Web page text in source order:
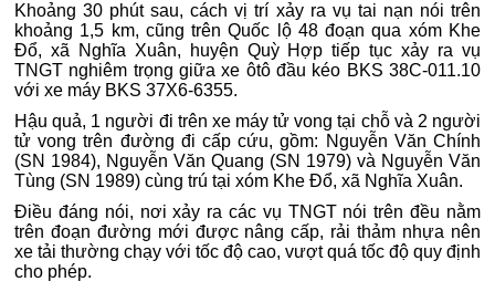
Khoảng 30 phút sau, cách vị trí xảy ra vụ tai nạn nói trên
khoảng 1,5 km, cũng trên Quốc lộ 48 đoạn qua xóm Khe
Đổ, xã Nghĩa Xuân, huyện Quỳ Hợp tiếp tục xảy ra vụ
TNGT nghiêm trọng giữa xe ôtô đầu kéo BKS 38C-011.10
với xe máy BKS 37X6-6355.
Hậu quả, 1 người đi trên xe máy tử vong tại chỗ và 2 người
tử vong trên đường đi cấp cứu, gồm: Nguyễn Văn Chính
(SN 1984), Nguyễn Văn Quang (SN 1979) và Nguyễn Văn
Tùng (SN 1989) cùng trú tại xóm Khe Đổ, xã Nghĩa Xuân.
Điều đáng nói, nơi xảy ra các vụ TNGT nói trên đều nằm
trên đoạn đường mới được nâng cấp, rải thảm nhựa nên
xe tải thường chạy với tốc độ cao, vượt quá tốc độ quy định
cho phép.